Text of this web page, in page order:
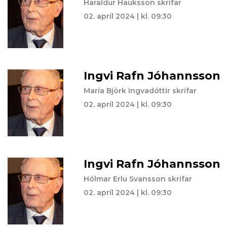
Har­ald­ur Hauks­son skrifar
02. apríl 2024 | kl. 09:30
Ingvi Rafn Jóhannsson
María Björk Ingvadóttir skrifar
02. apríl 2024 | kl. 09:30
Ingvi Rafn Jóhannsson
Hólmar Erlu Svansson skrifar
02. apríl 2024 | kl. 09:30